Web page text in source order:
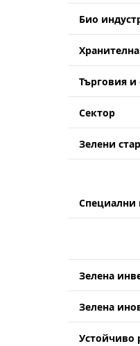
Био
Търговия и
Сектор
Зелени
Специални
Зелена
Зелена
Устойчиво